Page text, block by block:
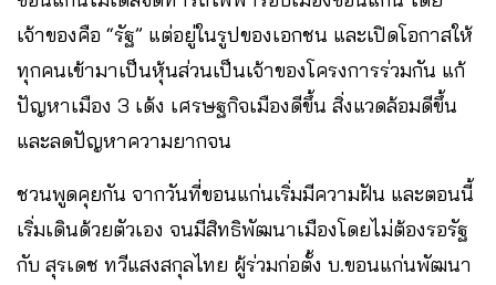
เจ้าของคือ “รัฐ” แต่อยู่ในรูปของเอกชน และเปิดโอกาสให้
ทุกคนเข้ามาเป็นหุ้นส่วนเป็นเจ้าของโครงการร่วมกัน แก้
ปัญหาเมือง 3 เด้ง เศรษฐกิจเมืองดีขึ้น สิ่งแวดล้อมดีขึ้น
และลดปัญหาความยากจน
ชวนพูดคุยกัน จากวันที่ขอนแก่นเริ่มมีความฝัน และตอนนี้
เริ่มเดินด้วยตัวเอง จนมีสิทธิพัฒนาเมืองโดยไม่ต้องรอรัฐ
กับ สุรเดช ทวีแสงสกุลไทย ผู้ร่วมก่อตั้ง บ.ขอนแก่นพัฒนา